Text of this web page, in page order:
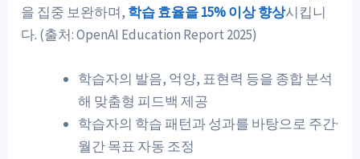
을 집중 보완하며, 학습 효율을 15% 이상 향상시킵니
다. (출처: OpenAI Education Report 2025)
학습자의 발음, 억양, 표현력 등을 종합 분석
해 맞춤형 피드백 제공
학습자의 학습 패턴과 성과를 바탕으로 주간·
월간 목표 자동 조정